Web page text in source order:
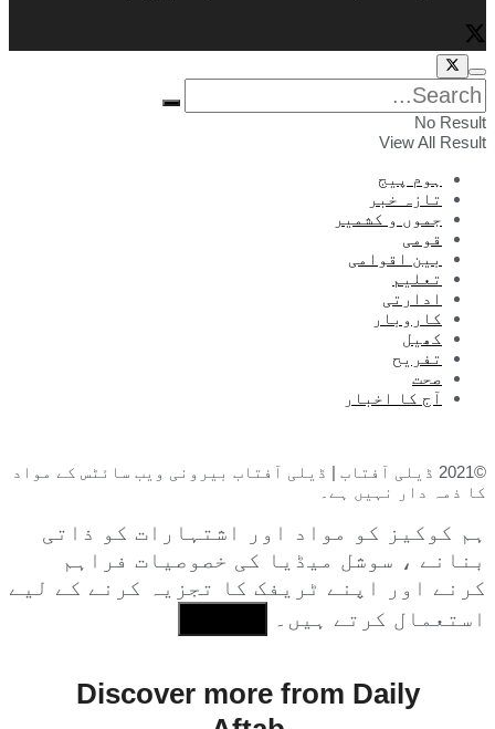
No Result
View All Result
ہوم پیج
تازہ خبر
جموں و کشمیر
قومی
بین اقوامی
تعلیم
ادارتی
کاروبار
کھیل
تفریح
صحت
آج کا اخبار
©2021 ڈیلی آفتاب | ڈیلی آفتاب بیرونی ویب سائٹس کے مواد
کا ذمہ دار نہیں ہے۔
ہم کوکیز کو مواد اور اشتہارات کو ذاتی
بنانے ، سوشل میڈیا کی خصوصیات فراہم
کرنے اور اپنے ٹریفک کا تجزیہ کرنے کے لیے
استعمال کرتے ہیں۔
Discover more from Daily